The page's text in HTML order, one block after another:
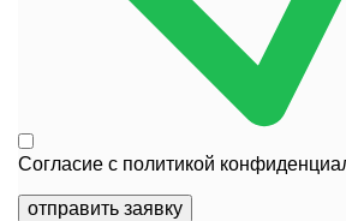
Согласие с политикой
отправить заявку